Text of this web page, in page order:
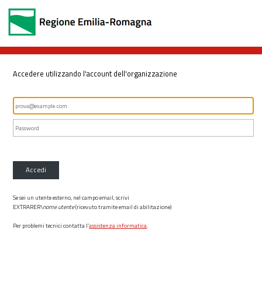
Accedere utilizzando l'account dell'organizzazione
Accedi
Se sei un utente esterno, nel campo email, scrivi
EXTRARER\nome utente(ricevuto tramite email di abilitazione)
Per problemi tecnici contatta l’assistenza informatica.